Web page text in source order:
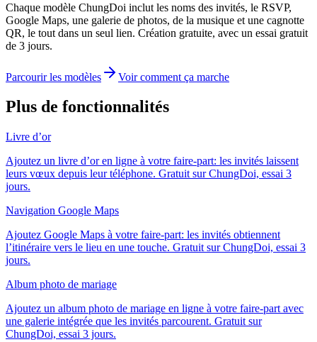
Chaque modèle ChungDoi inclut les noms des invités, le RSVP,
Google Maps, une galerie de photos, de la musique et une cagnotte
QR, le tout dans un seul lien. Création gratuite, avec un essai gratuit
de 3 jours.
Parcourir les modèles Voir comment ça marche
Plus de fonctionnalités
Livre d’or
Ajoutez un livre d’or en ligne à votre faire-part: les invités laissent
leurs vœux depuis leur téléphone. Gratuit sur ChungDoi, essai 3
jours.
Navigation Google Maps
Ajoutez Google Maps à votre faire-part: les invités obtiennent
l’itinéraire vers le lieu en une touche. Gratuit sur ChungDoi, essai 3
jours.
Album photo de mariage
Ajoutez un album photo de mariage en ligne à votre faire-part avec
une galerie intégrée que les invités parcourent. Gratuit sur
ChungDoi, essai 3 jours.